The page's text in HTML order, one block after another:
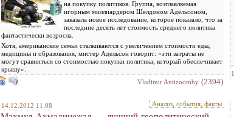
на покупку политиков. Группа, возглавляемая
игорным миллиардером Шелдоном Адельсоном,
заказала новое исследование, которое показало, что за
последние десять лет стоимость среднего политика
фантастически возросла.
Хотя, американские семьи сталкиваются с увеличением стоимости еды,
медицины и образования, мистер Адельсон говорит: «эти затраты не
могут сравниться со стоимостью покупки политика, который обеспечивает
крышу».
Vladimir Antizoomby (2394)
1
14.12.2012 11:08 Анализ, события, факты